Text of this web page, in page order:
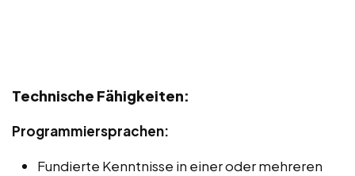
Technische Fähigkeiten:
Programmiersprachen:
Fundierte Kenntnisse in einer oder mehreren